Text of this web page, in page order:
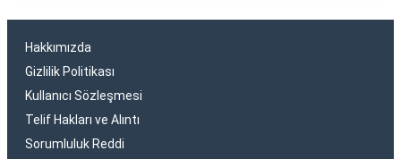
Hakkımızda
Gizlilik Politikası
Kullanıcı Sözleşmesi
Telif Hakları ve Alıntı
Sorumluluk Reddi